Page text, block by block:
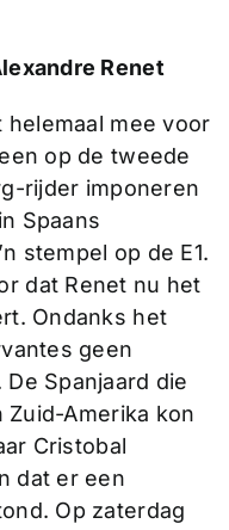
Renet
helemaal mee voor
op de tweede
rijder imponeren
Spaans
stempel op de E1.
dat Renet nu het
Ondanks het
geen
Spanjaard die
Amerika kon
Cristobal
dat er een
Op zaterdag